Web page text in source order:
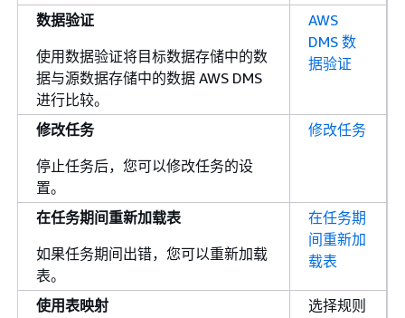
数据验证
使用数据验证将目标数据存储中的数
据与源数据存储中的数据 AWS DMS
进行比较。
AWS
DMS 数
据验证
修改任务
停止任务后，您可以修改任务的设
置。
修改任务
在任务期间重新加载表
如果任务期间出错，您可以重新加载
表。
在任务期
间重新加
载表
使用表映射 选择规则